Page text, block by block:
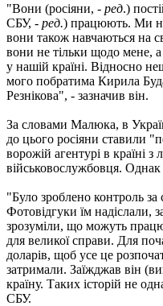
"Вони (росіяни, - ред.)
СБУ, - ред.) працюють. Ми не
вони також навчаються на
вони не тільки щодо мене,
у нашій країні. Відносно
мого побратима Кирила
Резнікова", - зазначив він.
За словами Малюка, в
до цього росіяни ставили
ворожій агентурі в країні з
військовослужбовця. Однак
"Було зроблено контроль за
Фотовідгуки їм надіслали,
зрозуміли, що можуть
для великої справи. Для
доларів, щоб усе це
затримали. Заїжджав він
країну. Таких історій не
СБУ.